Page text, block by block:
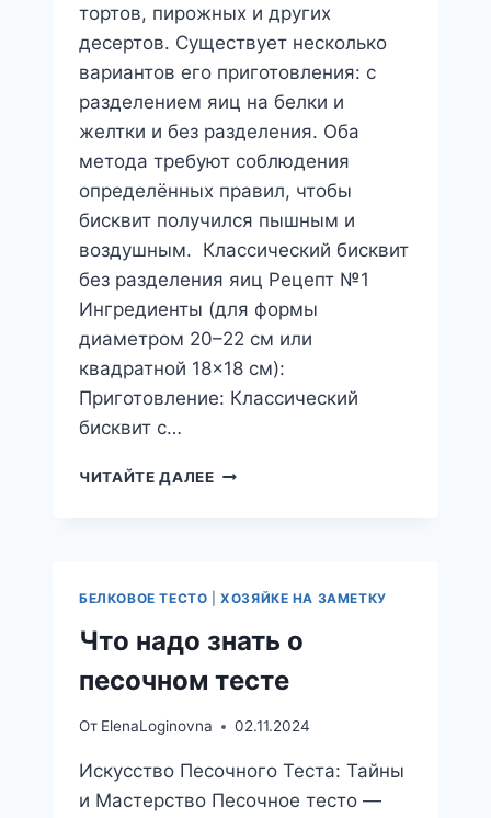
тортов, пирожных и других
десертов. Существует несколько
вариантов его приготовления: с
разделением яиц на белки и
желтки и без разделения. Оба
метода требуют соблюдения
определённых правил, чтобы
бисквит получился пышным и
воздушным. Классический бисквит
без разделения яиц Рецепт №1
Ингредиенты (для формы
диаметром 20–22 см или
квадратной 18×18 см):
Приготовление: Классический
бисквит с…
ЧИТАЙТЕ ДАЛЕЕБИСКВИТНОЕ
БЕЛКОВОЕ ТЕСТО |ХОЗЯЙКЕ НА ЗАМЕТКУ
Что надо знать о
песочном тесте
От ElenaLoginovna 02.11.2024
Искусство Песочного Теста: Тайны
и Мастерство Песочное тесто —